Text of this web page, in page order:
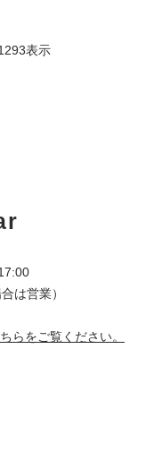
表示
は営業）
らをご覧ください。